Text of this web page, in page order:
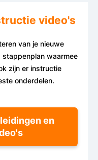
video's
van je nieuwe
waarmee
zijn er instructie
onderdelen.
en